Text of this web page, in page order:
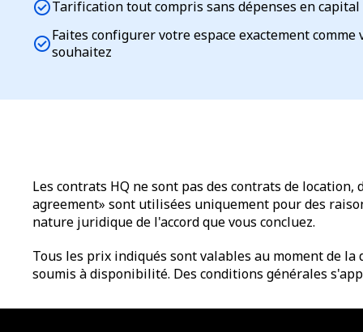
check_circleTarification tout compris sans dépenses en capital
check_circleFaites configurer votre espace exactement comme
souhaitez
Les contrats HQ ne sont pas des contrats de
agreement» sont utilisées uniquement pour des
nature juridique de l'accord que vous concluez.
Tous les prix indiqués sont valables au moment de
soumis à disponibilité. Des conditions générales